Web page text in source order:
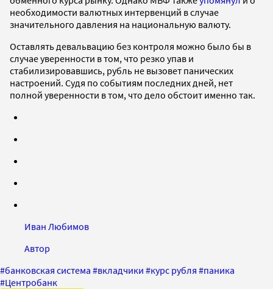
необходимости валютных интервенций в случае
значительного давления на национальную валюту.
Оставлять девальвацию без контроля можно было бы в
случае уверенности в том, что резко упав и
стабилизировавшись, рубль не вызовет панических
настроений. Судя по событиям последних дней, нет
полной уверенности в том, что дело обстоит именно так.
Иван Любимов
Автор
#банковская система #вкладчики #курс рубля #паника
#Центробанк